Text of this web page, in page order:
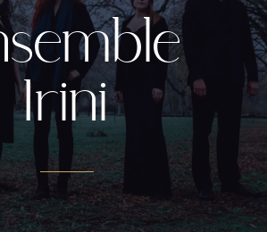
Irini